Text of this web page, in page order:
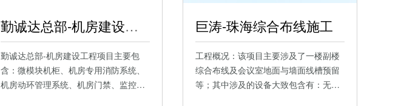
勤诚达总部-机房建设工程
勤诚达总部-机房建设工程项目主要包
含：微模块机柜、机房专用消防系统、
机房动环管理系统、机房门禁、监控…
巨涛-珠海综合布线施工
工程概况：该项目主要涉及了一楼副楼
综合布线及会议室地面与墙面线槽预留
等；其中涉及的设备大致包含有：无…